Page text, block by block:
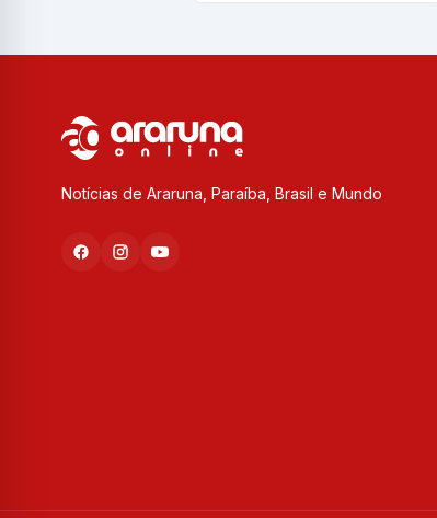
Notícias de Araruna, Paraíba, Brasil e Mundo